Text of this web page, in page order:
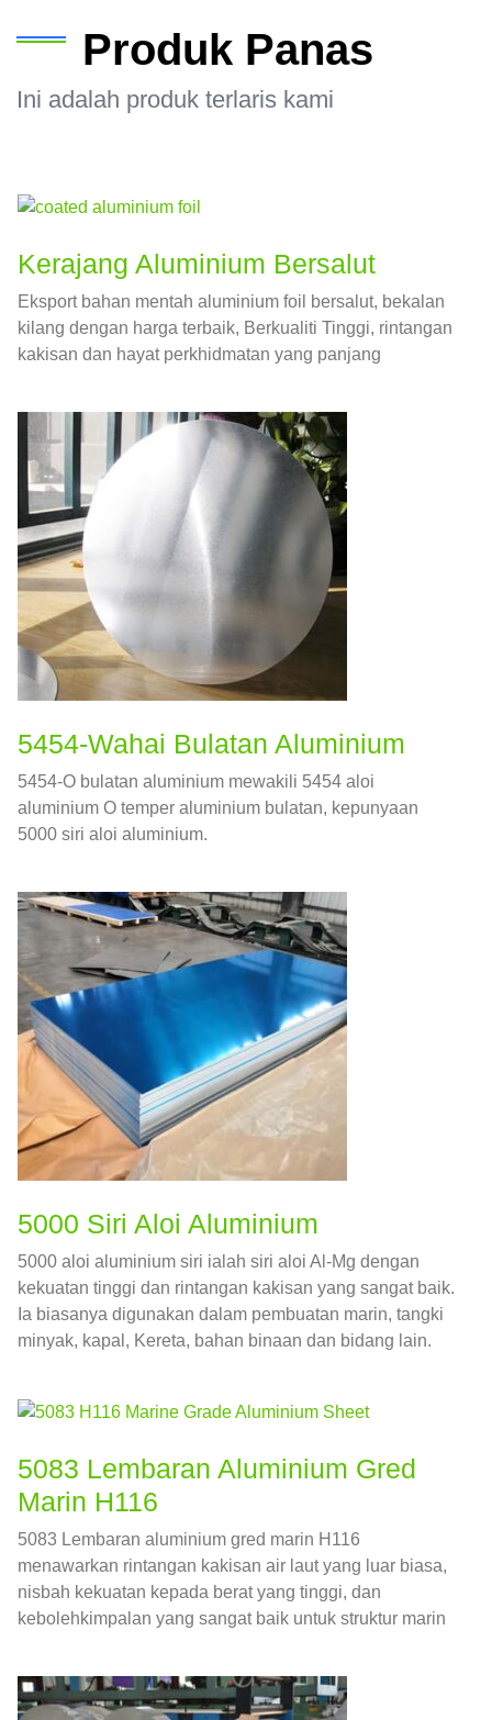
Produk Panas
Ini adalah produk terlaris kami
Kerajang Aluminium Bersalut
Eksport bahan mentah aluminium foil bersalut, bekalan
kilang dengan harga terbaik, Berkualiti Tinggi, rintangan
kakisan dan hayat perkhidmatan yang panjang
5454-Wahai Bulatan Aluminium
5454-O bulatan aluminium mewakili 5454 aloi
aluminium O temper aluminium bulatan, kepunyaan
5000 siri aloi aluminium.
5000 Siri Aloi Aluminium
5000 aloi aluminium siri ialah siri aloi Al-Mg dengan
kekuatan tinggi dan rintangan kakisan yang sangat baik.
Ia biasanya digunakan dalam pembuatan marin, tangki
minyak, kapal, Kereta, bahan binaan dan bidang lain.
5083 Lembaran Aluminium Gred
Marin H116
5083 Lembaran aluminium gred marin H116
menawarkan rintangan kakisan air laut yang luar biasa,
nisbah kekuatan kepada berat yang tinggi, dan
kebolehkimpalan yang sangat baik untuk struktur marin